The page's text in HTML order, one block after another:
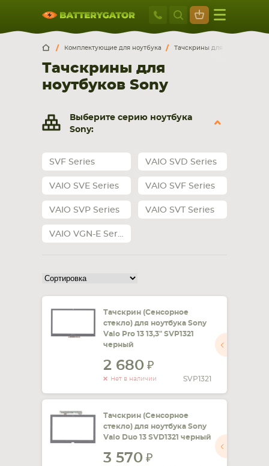
Москва
+7 495 414
Москва Санкт-Петербург
г. Москва, ул. Ткацкая, 5с3 (м. Семеновская)
5 мин. ходьбы от ст.м. “Семеновская”
Обратный звонок
Пн-Вс:
смартфона, планшета
НОУТБУКА ПЛАНШЕТА
Комплектующие для ноутбука Тачскрины для ноутбуков
Тачскрины для
ноутбуков Sony
Выберите серию ноутбука
Sony:
SVF Series VAIO SVD Series
VAIO SVE Series VAIO SVF Series
VAIO SVP Series VAIO SVT Series
VAIO VGN-E Series
Тачскрин (Сенсорное
стекло) для ноутбука Sony
Vaio Pro 13 13,3" SVP1321
черный
2 680
Нет в наличии SVP1321
Тачскрин (Сенсорное
стекло) для ноутбука Sony
Vaio Duo 13 SVD1321 черный
3 570